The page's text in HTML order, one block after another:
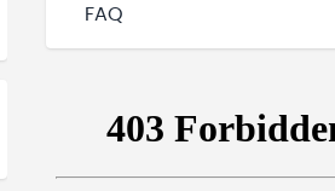
FAQ